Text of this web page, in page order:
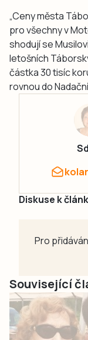
„Ceny města
pro všechny v
shodují se
letošních
částka 30 tisíc
rovnou do
Diskuse k
Pro
Související